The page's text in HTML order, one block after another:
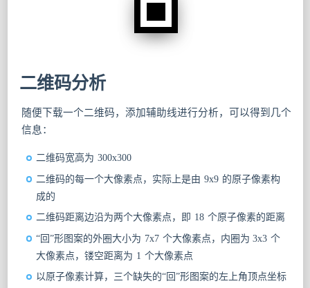
二维码分析
随便下载一个二维码，添加辅助线进行分析，可以得到几个
信息：
二维码宽高为 300x300
二维码的每一个大像素点，实际上是由 9x9 的原子像素构
成的
二维码距离边沿为两个大像素点，即 18 个原子像素的距离
“回”形图案的外圈大小为 7x7 个大像素点，内圈为 3x3 个
大像素点，镂空距离为 1 个大像素点
以原子像素计算，三个缺失的“回”形图案的左上角顶点坐标